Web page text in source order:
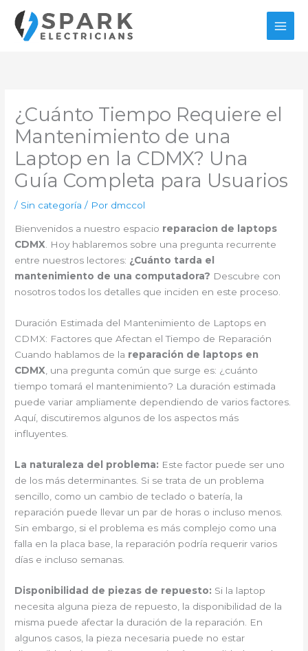
contenido
¿Cuánto Tiempo Requiere el
Mantenimiento de una
Laptop en la CDMX? Una
Guía Completa para Usuarios
/ Sin categoría / Por dmccol
Bienvenidos a nuestro espacio reparacion de laptops
CDMX. Hoy hablaremos sobre una pregunta recurrente
entre nuestros lectores: ¿Cuánto tarda el
mantenimiento de una computadora? Descubre con
nosotros todos los detalles que inciden en este proceso.
Duración Estimada del Mantenimiento de Laptops en
CDMX: Factores que Afectan el Tiempo de Reparación
Cuando hablamos de la reparación de laptops en
CDMX , una pregunta común que surge es: ¿cuánto
tiempo tomará el mantenimiento? La duración estimada
puede variar ampliamente dependiendo de varios factores.
Aquí, discutiremos algunos de los aspectos más
influyentes.
La naturaleza del problema: Este factor puede ser uno
de los más determinantes. Si se trata de un problema
sencillo, como un cambio de teclado o batería, la
reparación puede llevar un par de horas o incluso menos.
Sin embargo, si el problema es más complejo como una
falla en la placa base, la reparación podría requerir varios
días e incluso semanas.
Disponibilidad de piezas de repuesto: Si la laptop
necesita alguna pieza de repuesto, la disponibilidad de la
misma puede afectar la duración de la reparación. En
algunos casos, la pieza necesaria puede no estar